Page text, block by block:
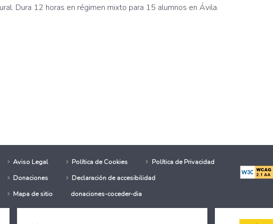
Dura 12 horas en régimen mixto para 15 alumnos en Ávila.
éxito el programa de formación y apoyo a la inserción sociolaboral de las mujeres
con la formación online
Aviso Legal Política de Cookies
Política de Privacidad
Donaciones
Declaración de accesibilidad
Mapa de sitio
donaciones-coceder-dia